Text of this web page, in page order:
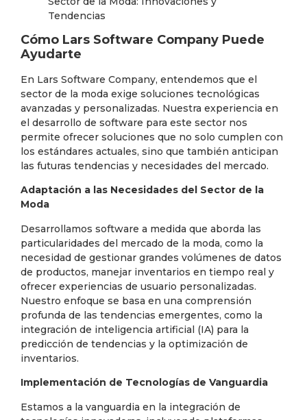
Cómo Lars Software Company Puede
Ayudarte
En Lars Software Company, entendemos que el
sector de la moda exige soluciones tecnológicas
avanzadas y personalizadas. Nuestra experiencia en
el desarrollo de software para este sector nos
permite ofrecer soluciones que no solo cumplen con
los estándares actuales, sino que también anticipan
las futuras tendencias y necesidades del mercado.
Adaptación a las Necesidades del Sector de la
Moda
Desarrollamos software a medida que aborda las
particularidades del mercado de la moda, como la
necesidad de gestionar grandes volúmenes de datos
de productos, manejar inventarios en tiempo real y
ofrecer experiencias de usuario personalizadas.
Nuestro enfoque se basa en una comprensión
profunda de las tendencias emergentes, como la
integración de inteligencia artificial (IA) para la
predicción de tendencias y la optimización de
inventarios.
Implementación de Tecnologías de Vanguardia
Estamos a la vanguardia en la integración de